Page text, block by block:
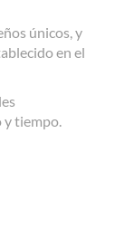
únicos, y
en el
y tiempo.